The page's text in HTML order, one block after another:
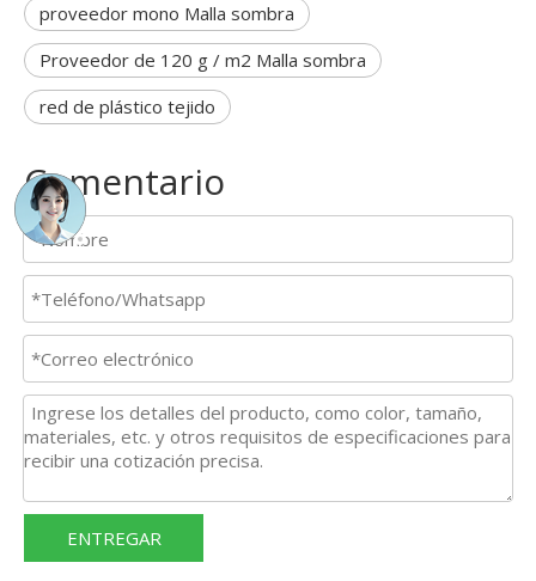
proveedor mono Malla sombra
Proveedor de 120 g / m2 Malla sombra
red de plástico tejido
Comentario
ENTREGAR